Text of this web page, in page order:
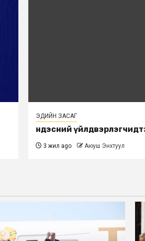
ЭДИЙН ЗАСАГ
Үндэсний
3 жил ago Аюуш Энхтуул